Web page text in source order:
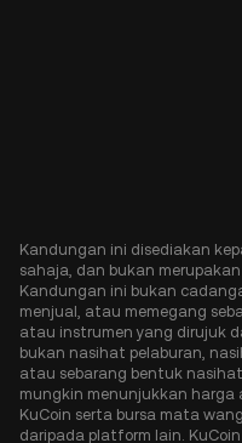
Kandungan ini disediakan
sahaja, dan bukan
Kandungan ini bukan
menjual, atau memegang
atau instrumen yang dirujuk
bukan nasihat pelaburan,
atau sebarang bentuk
mungkin menunjukkan harga
KuCoin serta bursa mata
daripada platform lain.